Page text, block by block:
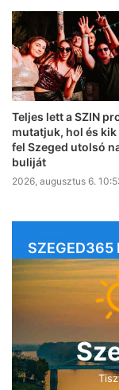
Teljes lett a SZIN
mutatjuk, hol és
fel Szeged utolsó
buliját
2026, augusztus 6.
SZEGED365